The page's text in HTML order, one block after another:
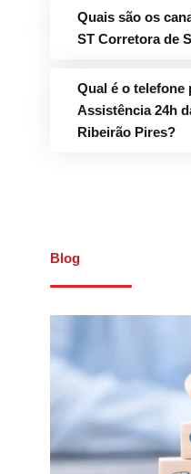
Quais são os
ST Corretora de
Qual é o telefone
Assistência 24h
Ribeirão Pires?
Blog